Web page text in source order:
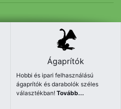
Ágaprítók
Hobbi és ipari felhasználású
ágaprítók és darabolók széles
választékban!Tovább...